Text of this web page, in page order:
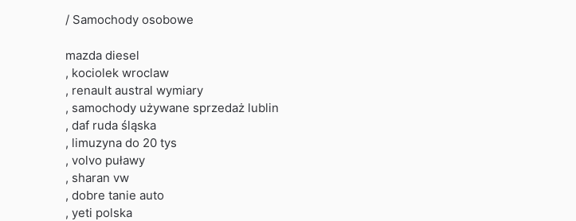
/ Samochody osobowe
mazda diesel
, kociolek wroclaw
, renault austral wymiary
, samochody używane sprzedaż lublin
, daf ruda śląska
, limuzyna do 20 tys
, volvo puławy
, sharan vw
, dobre tanie auto
, yeti polska